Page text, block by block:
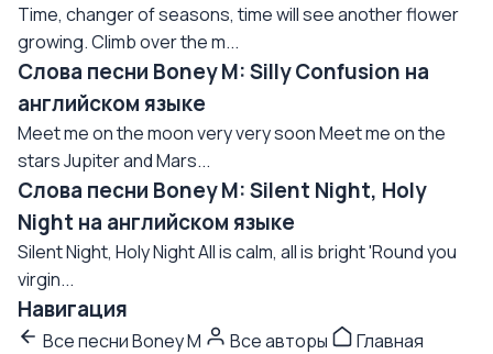
Time, changer of seasons, time will see another flower
growing. Climb over the m...
Слова песни Boney M: Silly Confusion на
английском языке
Meet me on the moon very very soon Meet me on the
stars Jupiter and Mars...
Слова песни Boney M: Silent Night, Holy
Night на английском языке
Silent Night, Holy Night All is calm, all is bright 'Round you
virgin...
Навигация
Все песни Boney M Все авторы Главная